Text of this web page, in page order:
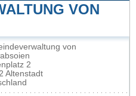
VON
von
2
Altenstadt